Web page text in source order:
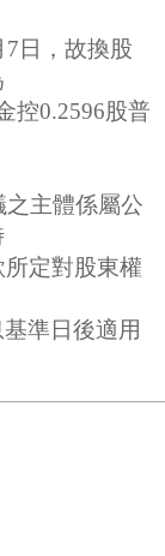
7日，故換股
控0.2596股普
主體係屬公
定對股東權
準日後適用